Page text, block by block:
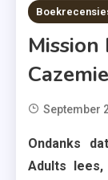
7 MINS
Mission
September
Ondanks
Adults